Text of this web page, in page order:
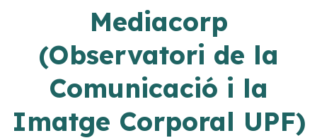
Mediacorp
(Observatori de la
Comunicació i la
Imatge Corporal UPF)